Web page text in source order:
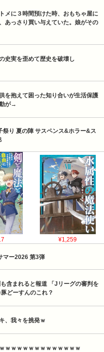
メに３時間預けた時、おもちゃ屋に
あっさり買い与えていた。娘がその
史実を歪めて歴史を破壊し
を抱えて困った知り合いが生活保護
が→
り 夏の陣 サスペンス&ホラー&ス
¥1,259
マー2026 第3弾
含まれると報道 「Jリーグの審判を
どーすんのこれ？
、我々を挑発ｗ
ｗｗｗｗｗｗｗｗｗｗｗｗｗ